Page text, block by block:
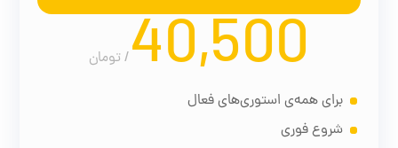
40,500
/ تومان
برای همه‌ی استوری‌های فعال
شروع فوری